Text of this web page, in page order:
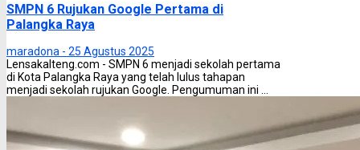
SMPN 6 Rujukan Google Pertama di
Palangka Raya
maradona - 25 Agustus 2025
Lensakalteng.com - SMPN 6 menjadi sekolah pertama
di Kota Palangka Raya yang telah lulus tahapan
menjadi sekolah rujukan Google. Pengumuman ini ...